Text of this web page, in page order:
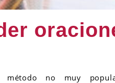
método no muy